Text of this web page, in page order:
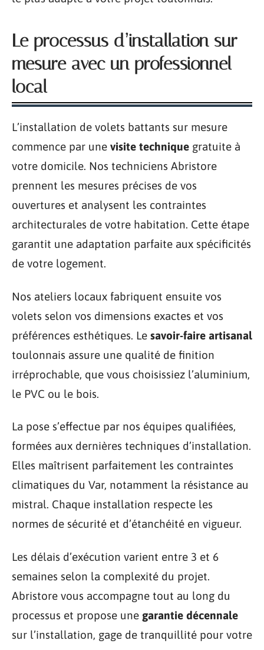
Le processus d’installation sur
mesure avec un professionnel
local
L’installation de volets battants sur mesure
commence par une visite technique gratuite à
votre domicile. Nos techniciens Abristore
prennent les mesures précises de vos
ouvertures et analysent les contraintes
architecturales de votre habitation. Cette étape
garantit une adaptation parfaite aux spécificités
de votre logement.
Nos ateliers locaux fabriquent ensuite vos
volets selon vos dimensions exactes et vos
préférences esthétiques. Le savoir-faire artisanal
toulonnais assure une qualité de finition
irréprochable, que vous choisissiez l’aluminium,
le PVC ou le bois.
La pose s’effectue par nos équipes qualifiées,
formées aux dernières techniques d’installation.
Elles maîtrisent parfaitement les contraintes
climatiques du Var, notamment la résistance au
mistral. Chaque installation respecte les
normes de sécurité et d’étanchéité en vigueur.
Les délais d’exécution varient entre 3 et 6
semaines selon la complexité du projet.
Abristore vous accompagne tout au long du
processus et propose une garantie décennale
sur l’installation, gage de tranquillité pour votre